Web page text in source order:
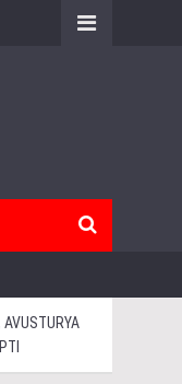
AVUSTURYA